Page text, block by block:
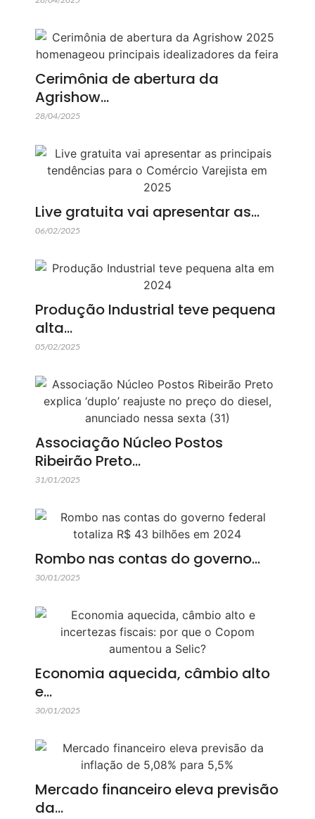
Cerimônia de abertura da
Agrishow…
28/04/2025
Live gratuita vai apresentar as…
06/02/2025
Produção Industrial teve pequena
alta…
05/02/2025
Associação Núcleo Postos
Ribeirão Preto…
31/01/2025
Rombo nas contas do governo…
30/01/2025
Economia aquecida, câmbio alto
e…
30/01/2025
Mercado financeiro eleva previsão
da…